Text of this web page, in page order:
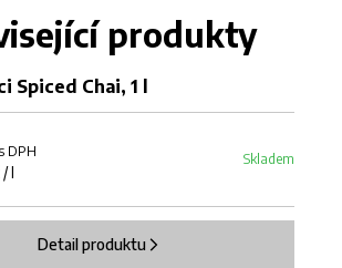
produkty
Spiced Chai, 1 l
s DPH
l
Skladem
Detail produktu